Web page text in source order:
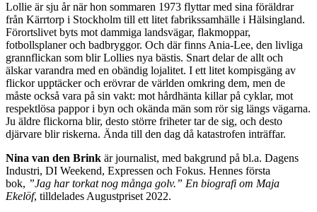
Lollie är sju år när hon sommaren 1973 flyttar med sina föräldrar
från Kärrtorp i Stockholm till ett litet fabrikssamhälle i Hälsingland.
Förortslivet byts mot dammiga landsvägar, flakmoppar,
fotbollsplaner och badbryggor. Och där finns Ania-Lee, den livliga
grannflickan som blir Lollies nya bästis. Snart delar de allt och
älskar varandra med en obändig lojalitet. I ett litet kompisgäng av
flickor upptäcker och erövrar de världen omkring dem, men de
måste också vara på sin vakt: mot hårdhänta killar på cyklar, mot
respektlösa pappor i byn och okända män som rör sig längs vägarna.
Ju äldre flickorna blir, desto större friheter tar de sig, och desto
djärvare blir riskerna. Ända till den dag då katastrofen inträffar.
Nina van den Brink är journalist, med bakgrund på bl.a. Dagens
Industri, DI Weekend, Expressen och Fokus. Hennes första
bok, ”Jag har torkat nog många golv.” En biografi om Maja
Ekelöf, tilldelades Augustpriset 2022.